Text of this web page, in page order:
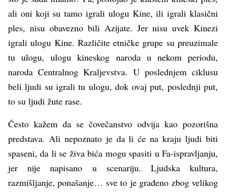
ali oni koji su tamo igrali ulogu Kine, ili igrali klasični
ples, nisu obavezno bili Azijate. Jer nisu uvek Kinezi
igrali ulogu Kine. Različite etničke grupe su preuzimale
tu ulogu, ulogu kineskog naroda u nekom periodu,
naroda Centralnog Kraljevstva. U poslednjem ciklusu
beli ljudi su igrali tu ulogu, dok ovaj put, poslednji put,
to su ljudi žute rase.
Često kažem da se čovečanstvo odvija kao pozorišna
predstava. Ali nepoznato je da li će na kraju ljudi biti
spaseni, da li se živa bića mogu spasiti u Fa-ispravljanju,
jer nije napisano u scenariju. Ljudska kultura,
razmišljanje, ponašanje… sve to je građeno zbog velikog